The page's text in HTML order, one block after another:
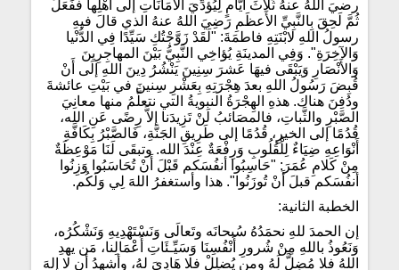
رضيَ اللهُ عنهُ ثَلاثَ أَيَّامٍ لِيُؤدِّيَ الأَمَانَاتِ إلَى أَهْلِها ففَعَلَ
ثُمَّ لَحِقَ بِالنَّبِيِّ الأَعظَمِ رَضِيَ اللهُ عنهُ الذي قالَ فيهِ
رسولُ اللهِ لابْنَتِهِ فاطمَةَ: "لَقَدْ زَوَّجْتُكِ سَيِّدًا فِي الدُّنْيا
وَالآخِرَةِ". وَفِي المدينَةِ يُؤاخِي النَّبِيُّ بَيْنَ المهاجِرِينَ
وَالأَنْصَارِ وَيَبْقَى فيهَا عَشرَ سِنِينَ يَنْشُرُ دِينَ اللهِ إلَى أَنْ
قُبِضَ رَسُولُ اللهِ بعدَ هِجْرَتِهِ بِعَشْرِ سِنينَ في بَيْتِ عائشةَ
ودُفِنَ هناك. هذهِ الهِجْرَةُ النبويةُ التي نتعلَّمُ منها معانِيَ
الصَّبْرِ والثَّباتِ، فالمصَائبُ لَنْ تَزِيدَنا إلاَّ رِضًى عَنِ الله،
قُدُمًا إلى الخيرِ، قُدُمًا إلى طَرِيقِ الجَنَّةِ، فَالصَّبْرُ بِكَافَّةِ
أَنْوَاعِهِ ضِيَاءٌ لِلْقُلُوبِ وَرِفْعَةٌ عِنْدَ الله. وتبقَى لَنَا مَوْعِظَةٌ
مِنْ كَلامِ عُمَرَ: "حَاسِبُوا أنفُسَكم قَبْلَ أَنْ تُحَاسَبُوا وَزِنُوا
أنفُسَكم قبلَ أَنْ تُوزَنُوا". هذا وأستغفرُ اللهَ لِي وَلَكُم.
الخطبة الثانية:
إن الحمدَ للهِ نحمَدُهُ سُبحانَه وتَعالَى وَنَسْتَهْدِيهِ وَنَشْكُرُه،
وَنَعُوذُ باللهِ مِنْ شُرورِ أَنْفُسِنَا وَسَيِّـئَاتِ أَعْمَالِنا، مَن يهدِ
اللهُ فلا مُضِلَّ لَهُ ومن يُضلِلْ فلا هَادِيَ لهُ، وأشهدُ أن لا إلهَ